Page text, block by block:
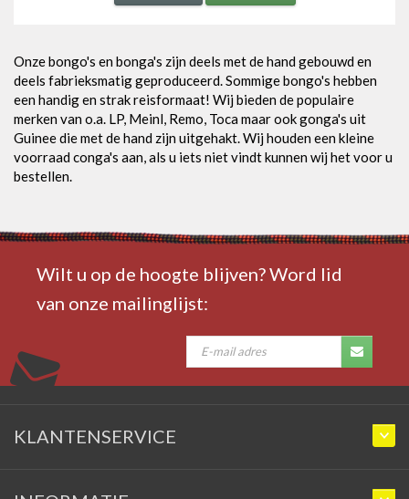
Onze bongo's en bonga's zijn deels met de hand gebouwd en
deels fabrieksmatig geproduceerd. Sommige bongo's hebben
een handig en strak reisformaat! Wij bieden de populaire
merken van o.a. LP, Meinl, Remo, Toca maar ook gonga's uit
Guinee die met de hand zijn uitgehakt. Wij houden een kleine
voorraad conga's aan, als u iets niet vindt kunnen wij het voor u
bestellen.
Wilt u op de hoogte blijven? Word lid
van onze mailinglijst:
KLANTENSERVICE